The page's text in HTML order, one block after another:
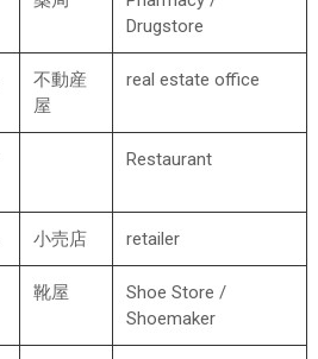
Drugstore
不動産
屋
real estate office
Restaurant
小売店 retailer
靴屋
Shoe Store /
Shoemaker